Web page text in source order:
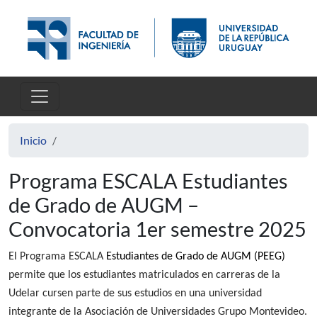
Inicio
Programa ESCALA Estudiantes
de Grado de AUGM –
Convocatoria 1er semestre 2025
El Programa ESCALA Estudiantes de Grado de AUGM (PEEG)
permite que los estudiantes matriculados en carreras de la
Udelar cursen parte de sus estudios en una universidad
integrante de la Asociación de Universidades Grupo Montevideo.